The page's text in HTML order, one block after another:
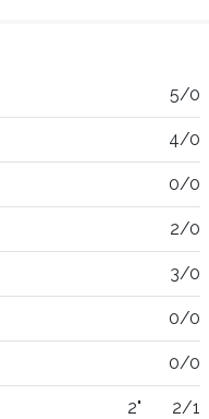
5/0
4/0
0/0
2/0
3/0
0/0
0/0
2" 2/1